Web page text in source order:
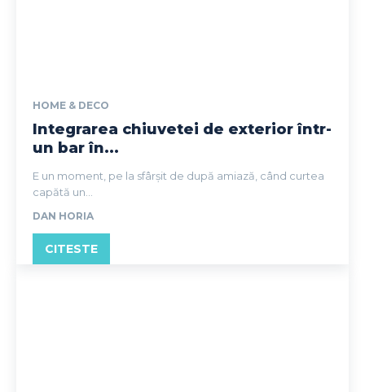
HOME & DECO
Integrarea chiuvetei de exterior într-
un bar în...
E un moment, pe la sfârșit de după amiază, când curtea
capătă un...
DAN HORIA
CITESTE